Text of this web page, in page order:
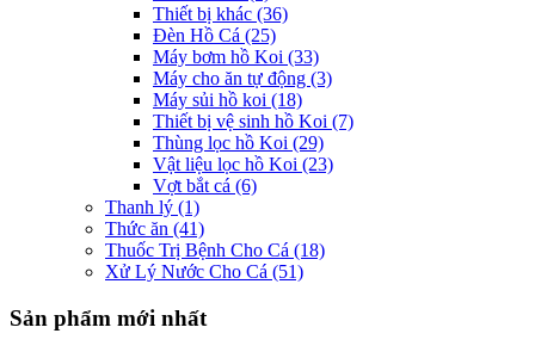
Thiết bị khác (36)
Đèn Hồ Cá (25)
Máy bơm hồ Koi (33)
Máy cho ăn tự động (3)
Máy sủi hồ koi (18)
Thiết bị vệ sinh hồ Koi (7)
Thùng lọc hồ Koi (29)
Vật liệu lọc hồ Koi (23)
Vợt bắt cá (6)
Thanh lý (1)
Thức ăn (41)
Thuốc Trị Bệnh Cho Cá (18)
Xử Lý Nước Cho Cá (51)
Sản phẩm mới nhất